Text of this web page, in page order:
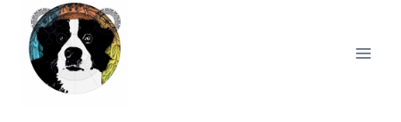
Inhalt
springen